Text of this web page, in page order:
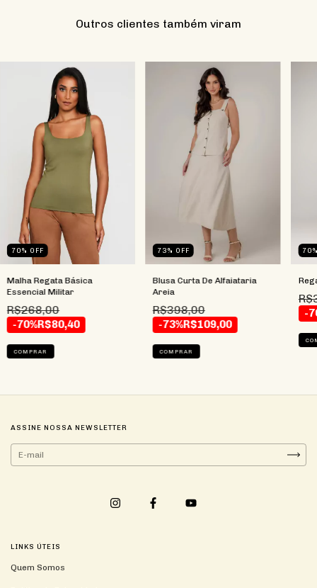
Outros clientes também viram
70% OFF
Malha Regata Básica
Essencial Militar
R$268,00
-70%R$80,40
COMPRAR
73% OFF
Blusa Curta De Alfaiataria
Areia
R$398,00
-73%R$109,00
COMPRAR
70
-
ASSINE NOSSA NEWSLETTER
LINKS ÚTEIS
Quem Somos